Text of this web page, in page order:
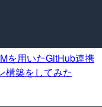
を用いたGitHub連携
構築をしてみた